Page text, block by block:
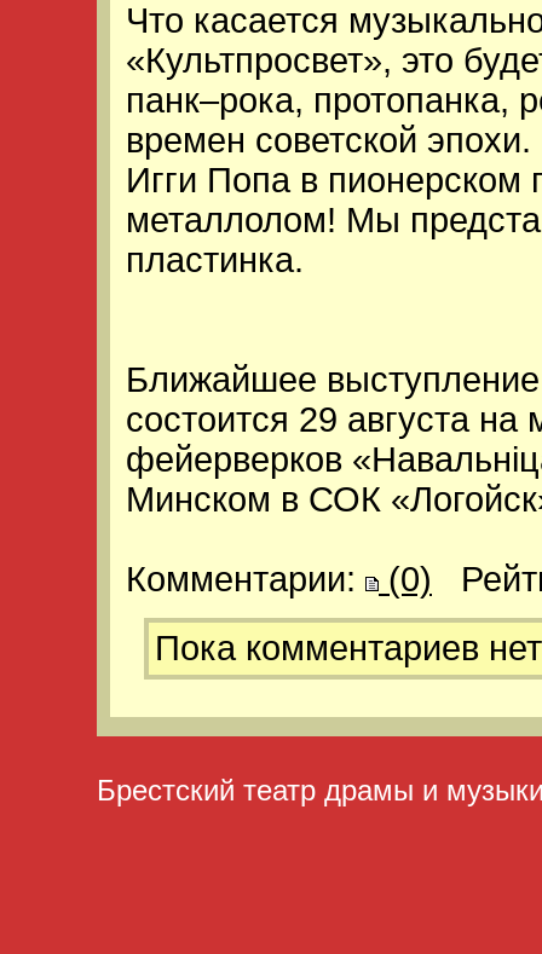
Что касается
«Культпросвет», это
панк–рока,
времен советской
Игги Попа в пионерском
металлолом! Мы
пластинка.
Ближайшее
состоится 29 августа
фейерверков
Минском в СОК
Комментарии: (0)
Пока комментариев нет
Брестский театр драмы и